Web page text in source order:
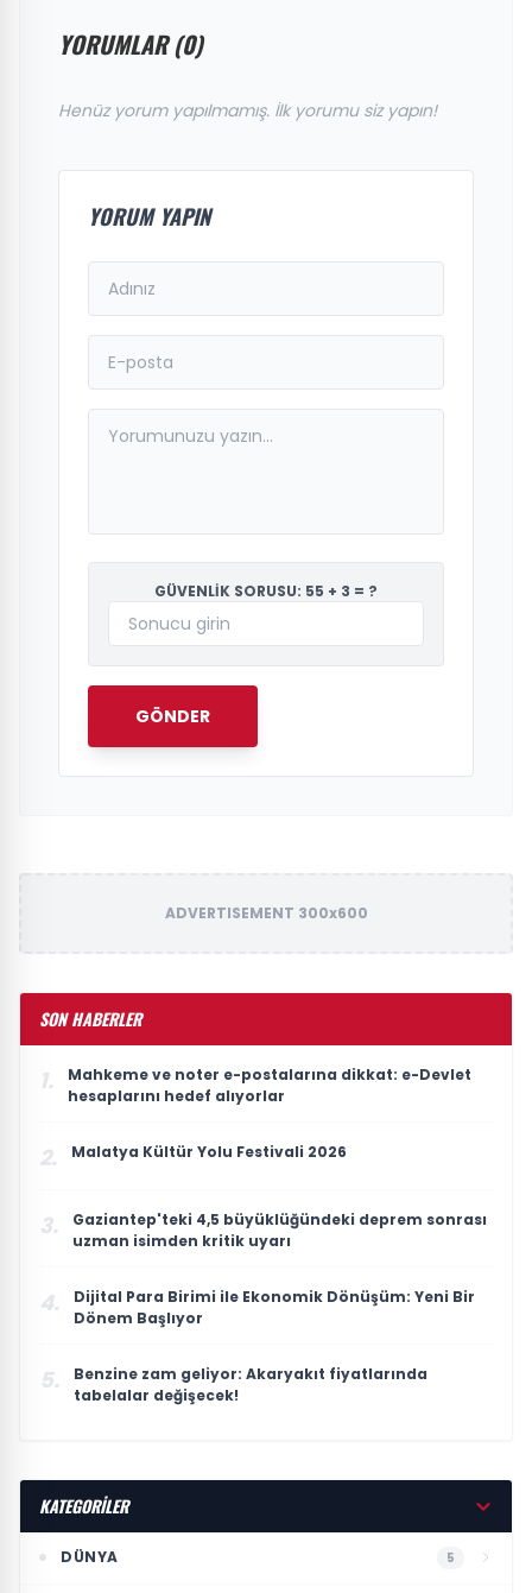
YORUMLAR (0)
Henüz yorum yapılmamış. İlk yorumu siz yapın!
YORUM YAPIN
GÜVENLİK SORUSU: 55 + 3 = ?
GÖNDER
ADVERTISEMENT 300x600
SON HABERLER
1.
Mahkeme ve noter e-postalarına dikkat: e-Devlet
hesaplarını hedef alıyorlar
2. Malatya Kültür Yolu Festivali 2026
3.
Gaziantep'teki 4,5 büyüklüğündeki deprem sonrası
uzman isimden kritik uyarı
4.
Dijital Para Birimi ile Ekonomik Dönüşüm: Yeni Bir
Dönem Başlıyor
5.
Benzine zam geliyor: Akaryakıt fiyatlarında
tabelalar değişecek!
KATEGORİLER
DÜNYA 5